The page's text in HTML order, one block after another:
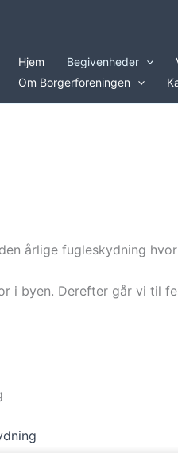
Hjem Begivenheder
Om Borgerforeningen
årlige fugleskydning
i byen. Derefter går vi til